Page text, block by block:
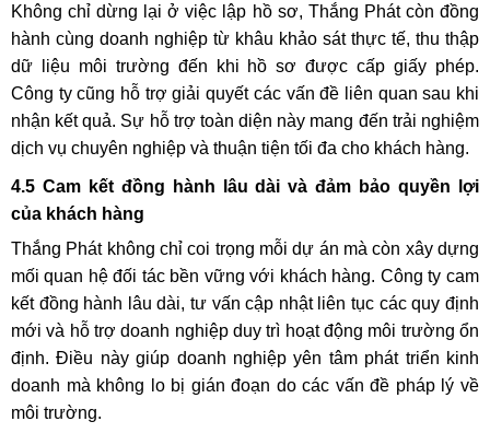
Không chỉ dừng lại ở việc lập hồ sơ, Thắng Phát còn đồng
hành cùng doanh nghiệp từ khâu khảo sát thực tế, thu thập
dữ liệu môi trường đến khi hồ sơ được cấp giấy phép.
Công ty cũng hỗ trợ giải quyết các vấn đề liên quan sau khi
nhận kết quả. Sự hỗ trợ toàn diện này mang đến trải nghiệm
dịch vụ chuyên nghiệp và thuận tiện tối đa cho khách hàng.
4.5 Cam kết đồng hành lâu dài và đảm bảo quyền lợi
của khách hàng
Thắng Phát không chỉ coi trọng mỗi dự án mà còn xây dựng
mối quan hệ đối tác bền vững với khách hàng. Công ty cam
kết đồng hành lâu dài, tư vấn cập nhật liên tục các quy định
mới và hỗ trợ doanh nghiệp duy trì hoạt động môi trường ổn
định. Điều này giúp doanh nghiệp yên tâm phát triển kinh
doanh mà không lo bị gián đoạn do các vấn đề pháp lý về
môi trường.